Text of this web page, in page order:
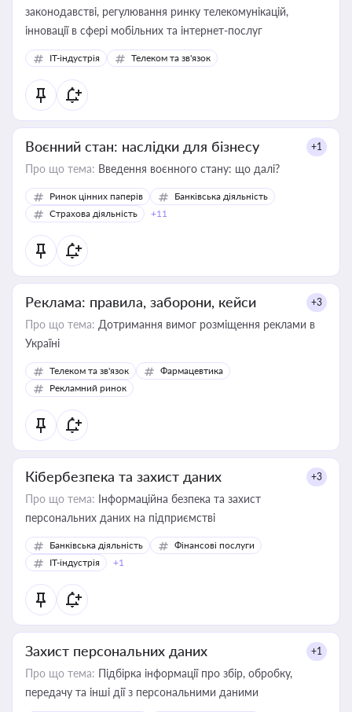
законодавстві, регулювання ринку телекомунікацій,
інновації в сфері мобільних та інтернет-послуг
IT-індустрія Телеком та зв'язок
Воєнний стан: наслідки для бізнесу +1
Про що тема: Введення воєнного стану: що далі?
Ринок цінних паперів
Банківська діяльність
Страхова діяльність
+11
Реклама: правила, заборони, кейси +3
Про що тема: Дотримання вимог розміщення реклами в
Україні
Телеком та зв'язок
Фармацевтика
Рекламний ринок
Кібербезпека та захист даних +3
Про що тема: Інформаційна безпека та захист
персональних даних на підприємстві
Банківська діяльність
Фінансові послуги
IT-індустрія
+1
Захист персональних даних +1
Про що тема: Підбірка інформації про збір, обробку,
передачу та інші дії з персональними даними